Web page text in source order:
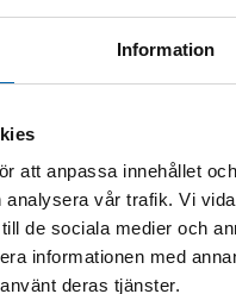
Information
att anpassa innehållet
vår trafik. Vi
de sociala medier och
informationen med
deras tjänster.